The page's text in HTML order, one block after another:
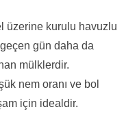
üzerine kurulu havuzlu
gün daha da
mülklerdir.
nem oranı ve bol
için idealdir.